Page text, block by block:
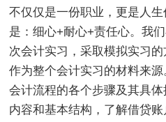
不仅仅是一份职业，更是人
是：细心+耐心+责任心。我
次会计实习，采取模拟实习
作为整个会计实习的材料来
会计流程的各个步骤及其具
内容和基本结构，了解借贷